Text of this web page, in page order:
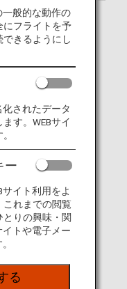
トやサポートベル
。
具
一般的な動作の
にフライトを予
きるようにし
されたデータ
す。WEBサイ
ー
イト利用をよ
これまでの閲覧
りの興味・関
イトや電子メー
る